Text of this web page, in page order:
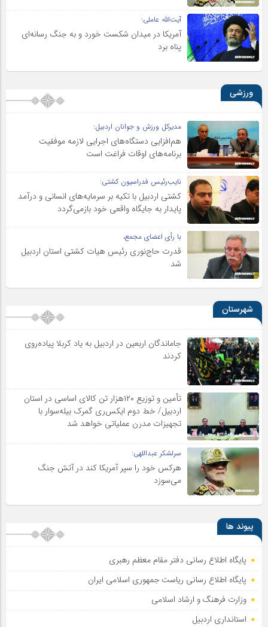
آیت‌الله عاملی:
آمریکا در میدان شکست خورد و به جنگ رسانه‌ای
پناه برد
ورزشی
مدیرکل ورزش و جوانان اردبیل:
هم‌افزایی دستگاه‌های اجرایی لازمه موفقیت
برنامه‌های اوقات فراغت است
نایب‌رئیس فدراسیون کشتی:
کشتی اردبیل با تکیه بر سرمایه‌های انسانی و درآمد
پایدار به جایگاه واقعی خود بازمی‌گردد
با رأی اعضای مجمع،
قدرت حاج‌نوری رئیس هیات کشتی استان اردبیل
شد
شهرستان
جاماندگان اربعین در اردبیل به یاد کربلا پیاده‌روی
کردند
تأمین و توزیع ۱۲۰هزار تن کالای اساسی در استان
اردبیل/ خط دوم ایکس‌ری گمرک بیله‌سوار با
تجهیزات مدرن عملیاتی خواهد شد
سرلشکر عبداللهی:
هرکس خود را سپر آمریکا کند در آتش جنگ
می‌سوزد
پیوند ها
پایگاه اطلاع رسانی دفتر مقام معظم رهبری
پایگاه اطلاع‌ رسانی ریاست‌ جمهوری اسلامی ایران
وزارت فرهنگ و ارشاد اسلامی
استانداری اردبیل